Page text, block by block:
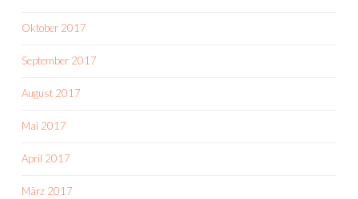
Oktober 2017
September 2017
August 2017
Mai 2017
April 2017
März 2017